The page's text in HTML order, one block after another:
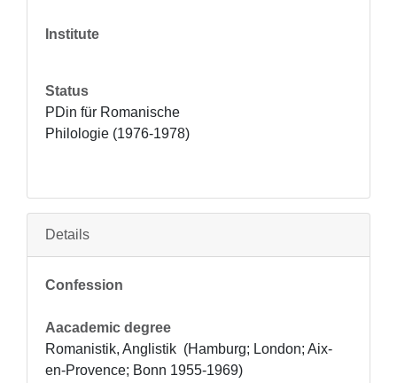
Institute
Status
PDin für Romanische
Philologie (1976-1978)
Details
Confession
Aacademic degree
Romanistik, Anglistik  (Hamburg; London; Aix-
en-Provence; Bonn 1955-1969)